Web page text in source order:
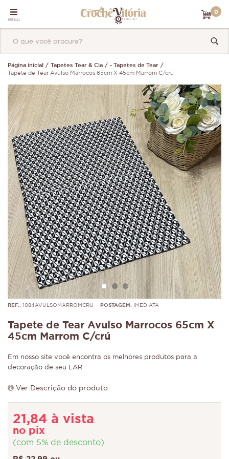
MENU
0
Página inicial Tapetes Tear & Cia
- Tapetes de Tear
Tapete de Tear Avulso Marrocos 65cm X 45cm Marrom C/crú
REF.: 1084AVULSOMARROMCRU POSTAGEM: IMEDIATA
Tapete de Tear Avulso Marrocos 65cm X
45cm Marrom C/crú
Em nosso site você encontra os melhores produtos para a
decoração de seu LAR
Ver Descrição do produto
21,84 à vista
no pix
(com 5% de desconto)